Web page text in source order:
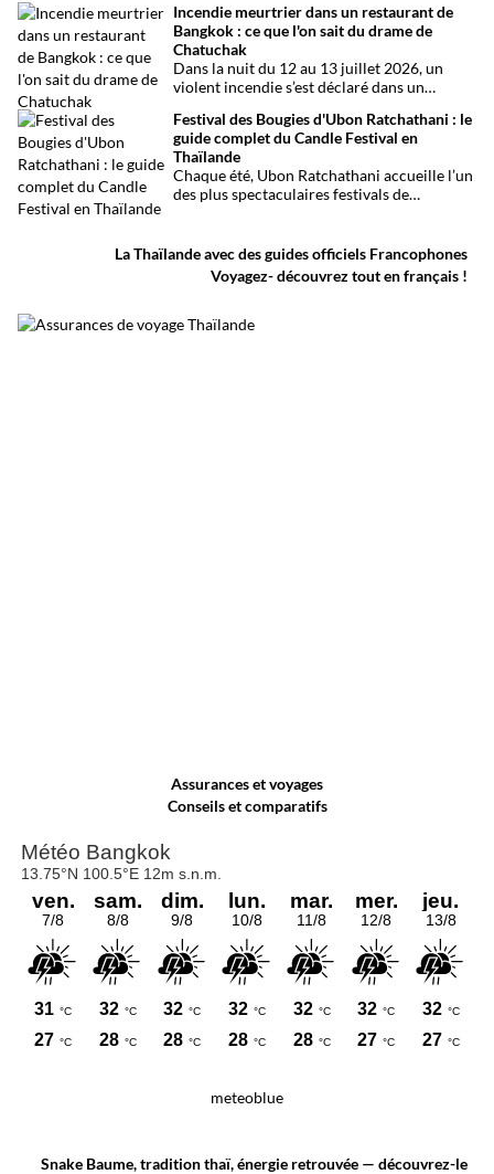
international de Phuket, situé à un peu plus
d’une heure de route. Que vous arriviez de
Bangkok, Phuket, Krabi, Surat Thani ou de
Khao Sok, voici toutes les solutions pour
organiser votre trajet dans les meilleures
conditions.
Incendie meurtrier dans un restaurant de
Bangkok : ce que l'on sait du drame de
Chatuchak
Dans la nuit du 12 au 13 juillet 2026, un
violent incendie s’est déclaré dans un
de Chatuchak, à Bangkok. Le bilan
provisoire est particulièrement lourd avec
au moins 27 morts et plusieurs dizaines de
blessés.
Festival des Bougies d'Ubon Ratchathani : le
guide complet du Candle Festival en
Thaïlande
Chaque été, Ubon Ratchathani accueille l’un
des plus spectaculaires festivals de
traditionnelles et des musiques de l’Isan,
célébrant le début du carême bouddhique
dans une atmosphère aussi spirituelle que
La Thaïlande avec des guides officiels Francophones
Voyagez- découvrez tout en français !
Assurances et voyages
Conseils et comparatifs
meteoblue
Snake Baume, tradition thaï, énergie retrouvée — découvrez-le